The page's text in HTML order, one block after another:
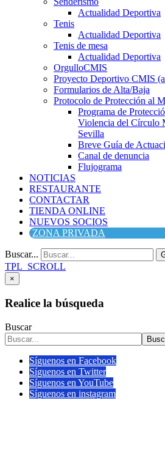
Actualidad Deportiva
Tenis
Actualidad Deportiva
Tenis de mesa
Actualidad Deportiva
OrgulloCMIS
Proyecto Deportivo CMIS
Formularios de Alta/Baja
Protocolo de Protección al
Programa de
Violencia del Círculo
Sevilla
Breve Guía de
Canal de denuncia
Flujograma
NOTICIAS
RESTAURANTE
CONTACTAR
TIENDA ONLINE
NUEVOS SOCIOS
ZONA PRIVADA
Buscar...
TPL_SCROLL
×
Realice la búsqueda
Buscar
Síguenos en Facebook
Síguenos en Twitter
Síguenos en YouTube
Síguenos en instagram